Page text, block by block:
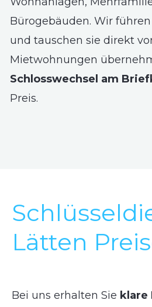
Bürogebäuden. Wir
und tauschen sie direkt
Mietwohnungen
Schlosswechsel am
Preis.
Lätten
Bei uns erhalten Sie klare